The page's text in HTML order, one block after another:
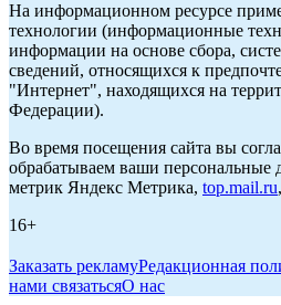
На информационном ресурсе
технологии (информационные
информации на основе сбора,
сведений, относящихся к
"Интернет", находящихся на
Федерации).
Во время посещения сайта вы
обрабатываем ваши персональные
метрик Яндекс Метрика, top.mail.ru
16+
Заказать рекламуРедакционная
нами связатьсяО нас